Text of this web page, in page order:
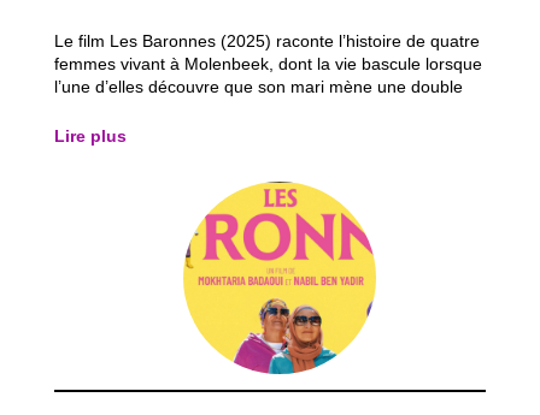
Le film Les Baronnes (2025) raconte l’histoire de quatre
femmes vivant à Molenbeek, dont la vie bascule lorsque
l’une d’elles découvre que son mari mène une double
reprendre le contrôle de sa vie en réalisant un rêve
Lire plus